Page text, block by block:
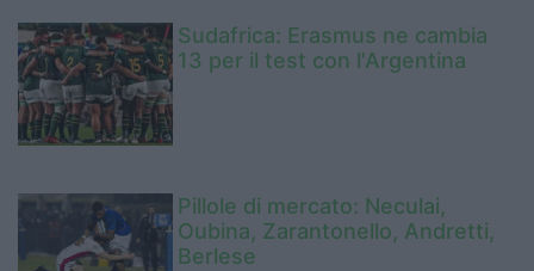
Sudafrica: Erasmus ne cambia
13 per il test con l'Argentina
Pillole di mercato: Neculai,
Oubina, Zarantonello, Andretti,
Berlese